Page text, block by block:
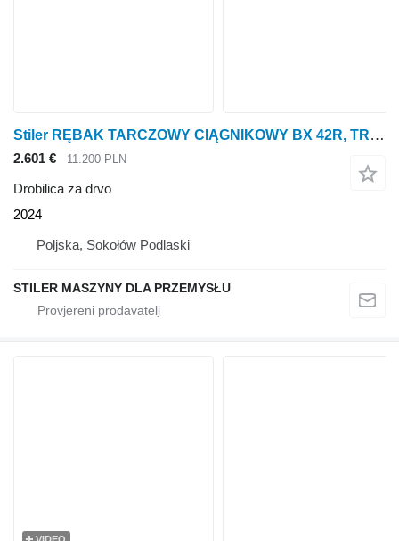
Stiler RĘBAK TARCZOWY CIĄGNIKOWY BX 42R, TRACTOR WOOD CHIPPER 10CM
2.601 € 11.200 PLN
Drobilica za drvo
2024
Poljska, Sokołów Podlaski
STILER MASZYNY DLA PRZEMYSŁU